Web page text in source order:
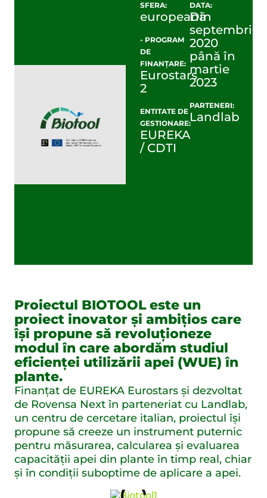
SFERA:
europeană
- PROGRAM
DE
FINANȚARE:
Eurostars
2
ENTITATE DE
GESTIONARE:
EUREKA
/ CDTI
DATA:
Din
septembrie
2020
până în
martie
2023
PARTENERI:
Landlab
Proiectul BIOTOOL este un
proiect inovator și ambițios care
își propune să revoluționeze
modul în care abordăm studiul
eficienței utilizării apei (WUE) în
plante.
Finanțat de EUREKA Eurostars și dezvoltat
de Rovensa Next în parteneriat cu Landlab,
un centru de cercetare italian, proiectul își
propune să creeze un instrument puternic
pentru măsurarea, calcularea și evaluarea
capacității apei din plante în timp real, chiar
și în condiții suboptime de aplicare a apei.